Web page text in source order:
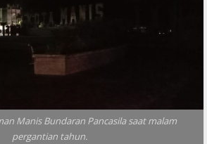
Manis Bundaran Pancasila saat malam
pergantian tahun.